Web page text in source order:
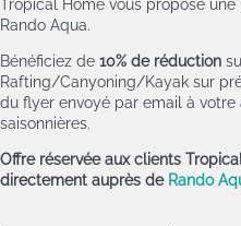
Tropical Home vous propose
Rando Aqua.
Bénéficiez de 10% de réduction
Rafting/Canyoning/Kayak sur
du flyer envoyé par email à
saisonnières.
Offre réservée aux clients
directement auprès de Rando